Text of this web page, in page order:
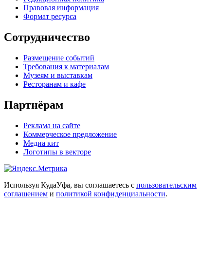
Правовая информация
Формат ресурса
Сотрудничество
Размещение событий
Требования к материалам
Музеям и выставкам
Ресторанам и кафе
Партнёрам
Реклама на сайте
Коммерческое предложение
Медиа кит
Логотипы в векторе
Используя КудаУфа, вы соглашаетесь с пользовательским
соглашением и политикой конфиденциальности.